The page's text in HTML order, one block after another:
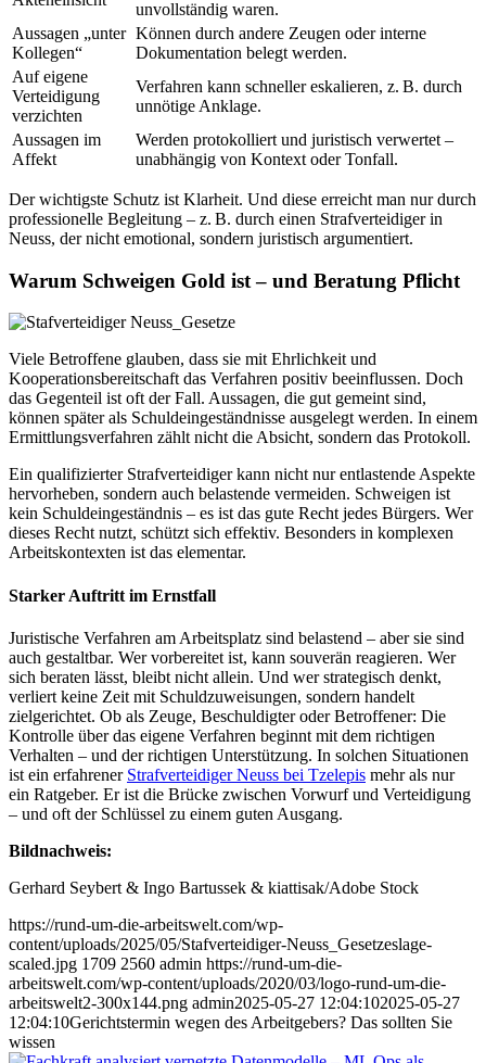
unvollständig waren.
Aussagen „unter
Kollegen“
Können durch andere Zeugen oder interne
Dokumentation belegt werden.
Auf eigene
Verteidigung
verzichten
Verfahren kann schneller eskalieren, z. B. durch
unnötige Anklage.
Aussagen im
Affekt
Werden protokolliert und juristisch verwertet –
unabhängig von Kontext oder Tonfall.
Der wichtigste Schutz ist Klarheit. Und diese erreicht man nur durch
professionelle Begleitung – z. B. durch einen Strafverteidiger in
Neuss, der nicht emotional, sondern juristisch argumentiert.
Warum Schweigen Gold ist – und Beratung Pflicht
Viele Betroffene glauben, dass sie mit Ehrlichkeit und
Kooperationsbereitschaft das Verfahren positiv beeinflussen. Doch
das Gegenteil ist oft der Fall. Aussagen, die gut gemeint sind,
können später als Schuldeingeständnisse ausgelegt werden. In einem
Ermittlungsverfahren zählt nicht die Absicht, sondern das Protokoll.
Ein qualifizierter Strafverteidiger kann nicht nur entlastende Aspekte
hervorheben, sondern auch belastende vermeiden. Schweigen ist
kein Schuldeingeständnis – es ist das gute Recht jedes Bürgers. Wer
dieses Recht nutzt, schützt sich effektiv. Besonders in komplexen
Arbeitskontexten ist das elementar.
Starker Auftritt im Ernstfall
Juristische Verfahren am Arbeitsplatz sind belastend – aber sie sind
auch gestaltbar. Wer vorbereitet ist, kann souverän reagieren. Wer
sich beraten lässt, bleibt nicht allein. Und wer strategisch denkt,
verliert keine Zeit mit Schuldzuweisungen, sondern handelt
zielgerichtet. Ob als Zeuge, Beschuldigter oder Betroffener: Die
Kontrolle über das eigene Verfahren beginnt mit dem richtigen
Verhalten – und der richtigen Unterstützung. In solchen Situationen
ist ein erfahrener Strafverteidiger Neuss bei Tzelepis mehr als nur
ein Ratgeber. Er ist die Brücke zwischen Vorwurf und Verteidigung
– und oft der Schlüssel zu einem guten Ausgang.
Bildnachweis:
Gerhard Seybert & Ingo Bartussek & kiattisak/Adobe Stock
https://rund-um-die-arbeitswelt.com/wp-
content/uploads/2025/05/Stafverteidiger-Neuss_Gesetzeslage-
scaled.jpg 1709 2560 admin https://rund-um-die-
arbeitswelt.com/wp-content/uploads/2020/03/logo-rund-um-die-
arbeitswelt2-300x144.png admin2025-05-27 12:04:102025-05-27
12:04:10Gerichtstermin wegen des Arbeitgebers? Das sollten Sie
wissen